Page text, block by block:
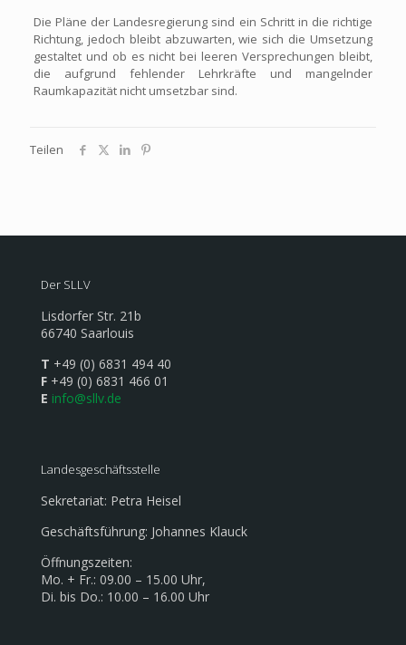
Die Pläne der Landesregierung sind ein Schritt in die richtige
Richtung, jedoch bleibt abzuwarten, wie sich die Umsetzung
gestaltet und ob es nicht bei leeren Versprechungen bleibt,
die aufgrund fehlender Lehrkräfte und mangelnder
Raumkapazität nicht umsetzbar sind.
Teilen
Der SLLV
Lisdorfer Str. 21b
66740 Saarlouis
T +49 (0) 6831 494 40
F +49 (0) 6831 466 01
E info@sllv.de
Landesgeschäftsstelle
Sekretariat: Petra Heisel
Geschäftsführung: Johannes Klauck
Öffnungszeiten:
Mo. + Fr.: 09.00 – 15.00 Uhr,
Di. bis Do.: 10.00 – 16.00 Uhr